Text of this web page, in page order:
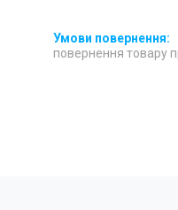
повернення товару